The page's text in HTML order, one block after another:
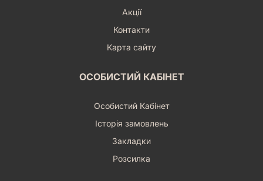
Акції
Контакти
Карта сайту
ОСОБИСТИЙ КАБІНЕТ
Особистий Кабінет
Історія замовлень
Закладки
Розсилка